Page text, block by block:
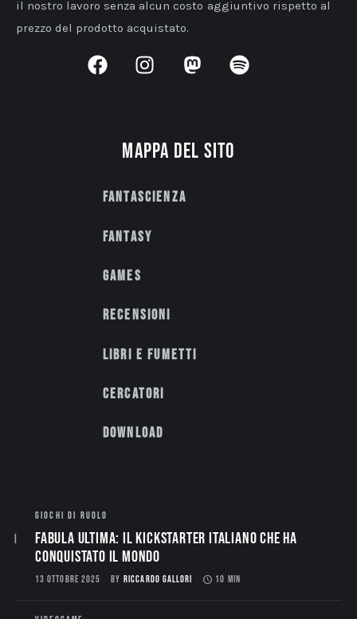
il nostro lavoro senza alcun costo aggiuntivo rispetto al
prezzo del prodotto acquistato.
Mappa del sito
Fantascienza
Fantasy
Games
Recensioni
Libri e fumetti
Cercatori
Download
GIOCHI DI RUOLO
Fabula Ultima: il Kickstarter italiano che ha
conquistato il mondo
13 OTTOBRE 2025 BY RICCARDO GALLORI 10 MIN